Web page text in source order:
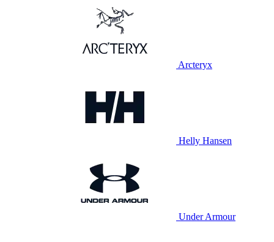
Arcteryx
Helly Hansen
Under Armour